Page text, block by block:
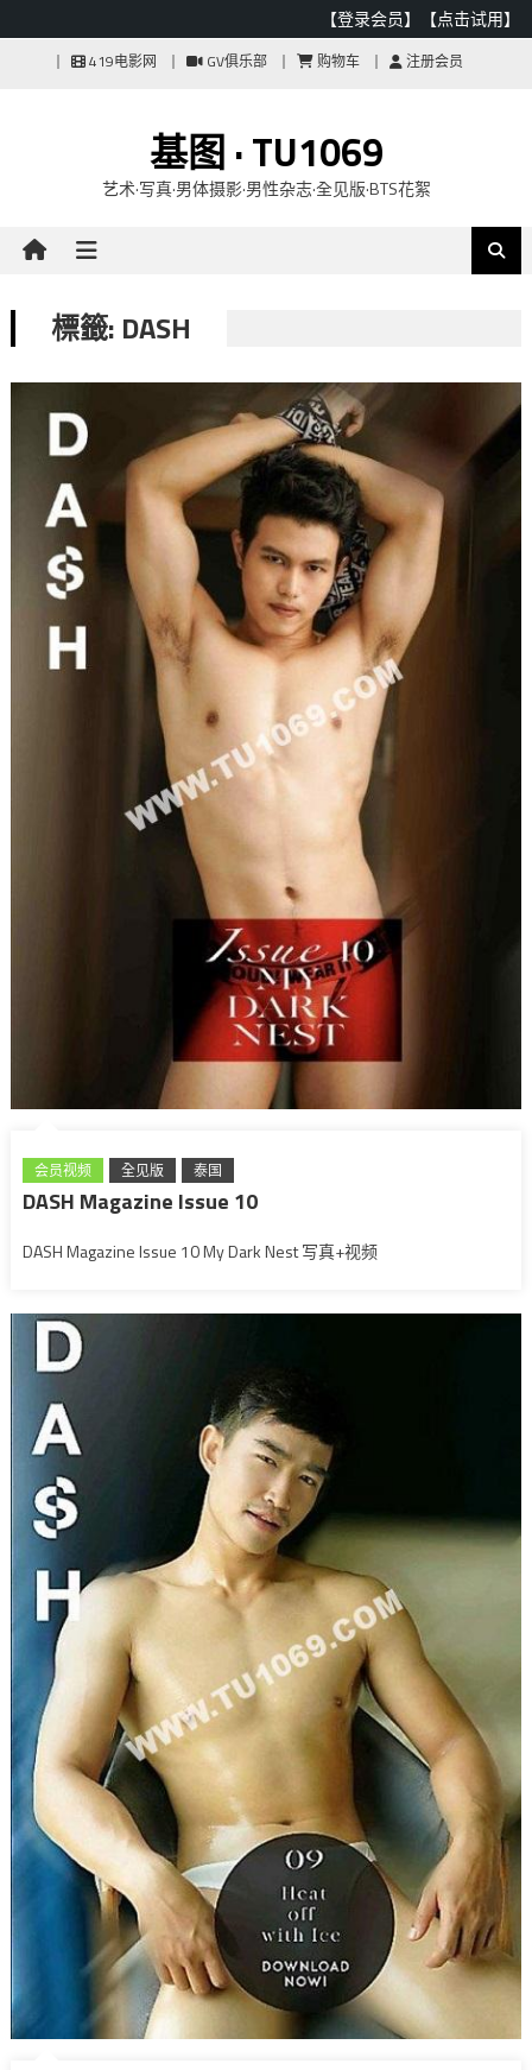
【登录会员】 【点击试用】
419电影网 GV俱乐部 购物车 注册会员
基图 · TU1069
艺术·写真·男体摄影·男性杂志·全见版·BTS花絮
標籤: DASH
会员视频 全见版 泰国
DASH Magazine Issue 10
DASH Magazine Issue 10 My Dark Nest 写真+视频